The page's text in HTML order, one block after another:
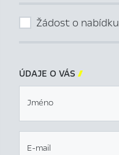
Žádost o nabídku
ÚDAJE O VÁS 
Jméno
E-mail